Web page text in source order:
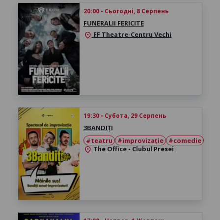
20:00 - Сьогодні, 8 Серпень
FUNERALII FERICITE
location_on FF Theatre-Centru Vechi
19:30 - Субота, 29 Серпень
3BANDIȚI
#teatru
#improvizație #comedie
location_on The Office - Clubul Presei